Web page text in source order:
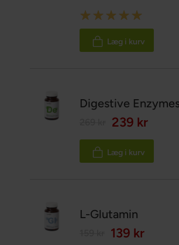
Rating:
100%
Læg i kurv
Digestive
239 kr
Læg i kurv
L-Glutamin
139 kr